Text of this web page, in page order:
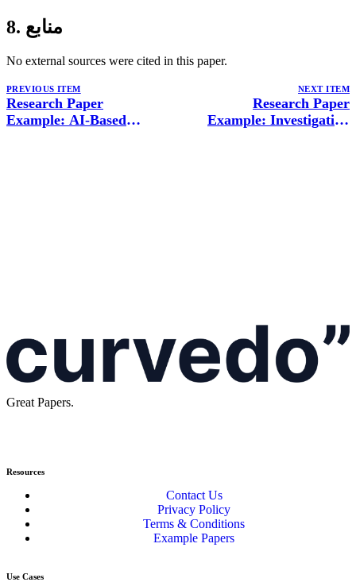
8. منابع
No external sources were cited in this paper.
PREVIOUS ITEM
Research Paper
Example: AI-Based
NEXT ITEM
Research Paper
Example: Investigating
Great Papers.
Resources
Contact Us
Privacy Policy
Terms & Conditions
Example Papers
Use Cases